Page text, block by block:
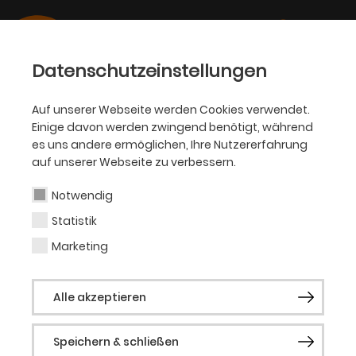
Datenschutzeinstellungen
Auf unserer Webseite werden Cookies verwendet.
Einige davon werden zwingend benötigt, während
es uns andere ermöglichen, Ihre Nutzererfahrung
auf unserer Webseite zu verbessern.
Notwendig
Statistik
Marketing
Alle akzeptieren
Speichern & schließen
PHILHARMONIKER
Martynas Levickis
Gastsolist (Akkordeon)
Die atemberaubende Karriere von
Martynas Levickis wäre nicht möglich
gewesen ohne die Qualität des litauischen
Musikschulwesens. Levickis 1990 wurde in